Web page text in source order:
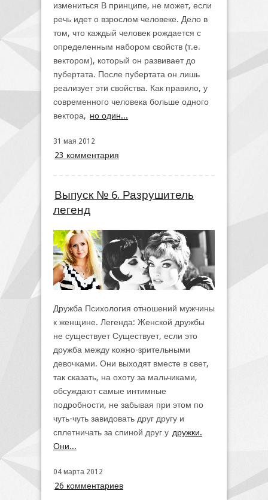
измениться В принципе, не может, если
речь идет о взрослом человеке. Дело в
том, что каждый человек рождается с
определенным набором свойств (т.е.
вектором), который он развивает до
пубертата. После пубертата он лишь
реализует эти свойства. Как правило, у
современного человека больше одного
вектора, но один...
31 мая 2012
23 комментария
Выпуск № 6. Разрушитель
легенд
Дружба Психология отношений мужчины
к женщине. Легенда: Женской дружбы
не существует Существует, если это
дружба между кожно-зрительными
девочками. Они выходят вместе в свет,
так сказать, на охоту за мальчиками,
обсуждают самые интимные
подробности, не забывая при этом по
чуть-чуть завидовать друг другу и
сплетничать за спиной друг у дружки.
Они...
04 марта 2012
26 комментариев